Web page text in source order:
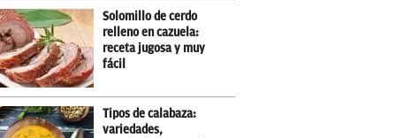
Solomillo de cerdo
relleno en cazuela:
receta jugosa y muy
fácil
Tipos de calabaza:
variedades,